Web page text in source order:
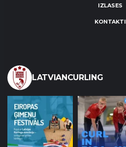
IZLASES
KONTAKTI
LATVIANCURLING